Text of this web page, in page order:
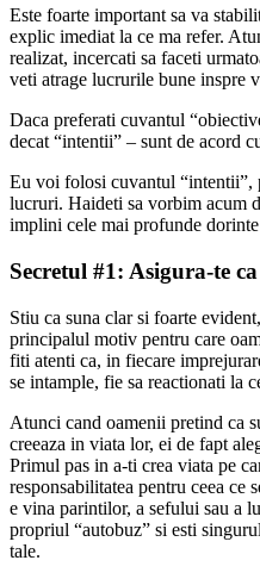
Este foarte important sa va
explic imediat la ce ma refer.
realizat, incercati sa faceti
veti atrage lucrurile bune inspre
Daca preferati cuvantul
decat “intentii” – sunt de acord
Eu voi folosi cuvantul “intentii”,
lucruri. Haideti sa vorbim acum
implini cele mai profunde
Secretul #1: Asigura-te
Stiu ca suna clar si foarte
principalul motiv pentru care
fiti atenti ca, in fiecare
se intample, fie sa reactionati la
Atunci cand oamenii pretind ca
creeaza in viata lor, ei de fapt
Primul pas in a-ti crea viata pe
responsabilitatea pentru ceea ce
e vina parintilor, a sefului sau a
propriul “autobuz” si esti
tale.